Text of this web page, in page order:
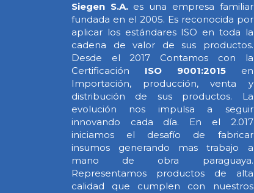
Siegen S.A.es una empresa familiar
fundada en el 2005. Es reconocida por
aplicar los estándares ISO en toda la
cadena de valor de sus productos.
Desde el 2017 Contamos con la
Certificación ISO 9001:2015en
Importación, producción, venta y
distribución de sus productos. La
evolución nos impulsa a seguir
innovando cada día. En el 2.017
iniciamos el desafío de fabricar
insumos generando mas trabajo a
mano de obra paraguaya.
Representamos productos de alta
calidad que cumplen con nuestros